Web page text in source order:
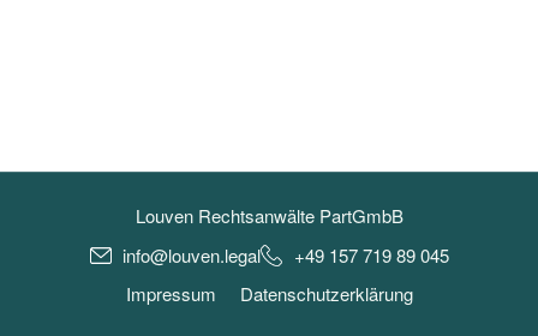
Louven Rechtsanwälte PartGmbB
info@louven.legal
+49 157 719 89 045
Impressum
Datenschutzerklärung